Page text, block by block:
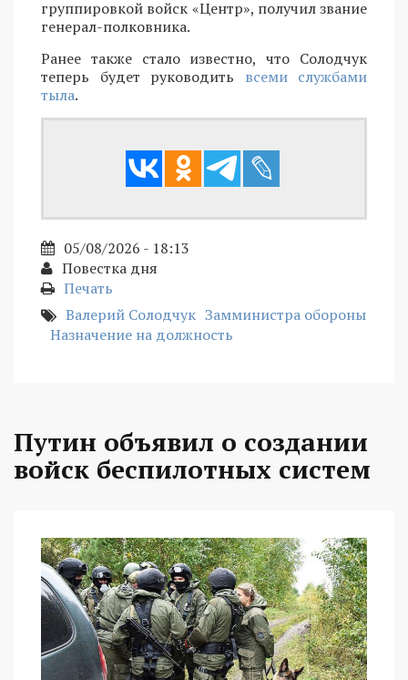
группировкой войск «Центр», получил звание
генерал-полковника.
Ранее также стало известно, что Солодчук
теперь будет руководить всеми службами
тыла.
05/08/2026 - 18:13
Повестка дня
Печать
Валерий Солодчук Замминистра обороны
Назначение на должность
Путин объявил о создании
войск беспилотных систем